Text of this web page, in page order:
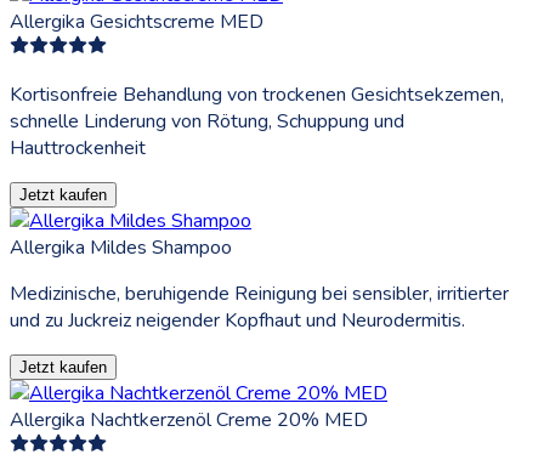
Allergika Gesichtscreme MED
Kortisonfreie Behandlung von trockenen Gesichtsekzemen,
schnelle Linderung von Rötung, Schuppung und
Hauttrockenheit
Jetzt kaufen
Allergika Mildes Shampoo
Medizinische, beruhigende Reinigung bei sensibler, irritierter
und zu Juckreiz neigender Kopfhaut und Neurodermitis.
Jetzt kaufen
Allergika Nachtkerzenöl Creme 20% MED